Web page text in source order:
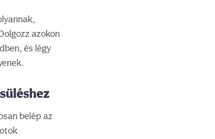
azokon
és légy
belép az